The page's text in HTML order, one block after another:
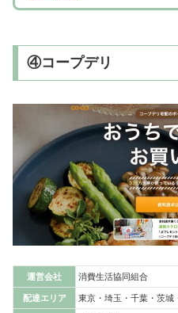
④コープデリ
運営会社 消費生活協同組合
配達エリア 東京・埼玉・千葉・茨城